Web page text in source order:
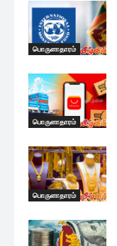
பொருளாதாரம்
பொருளாதாரம்
பொருளாதாரம்